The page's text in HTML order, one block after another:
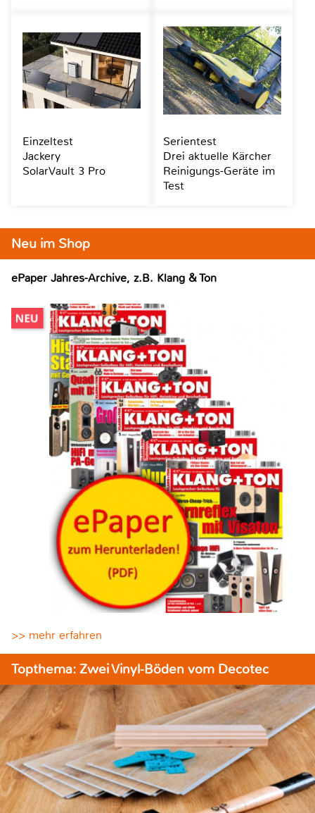
Neu im Shop
ePaper Jahres-Archive, z.B. Klang & Ton
>> mehr erfahren
Topthema: Zwei Vinyl-Böden vom Decotec
Einzeltest
Jackery
SolarVault 3 Pro
Serientest
Drei aktuelle Kärcher
Reinigungs-Geräte im
Test